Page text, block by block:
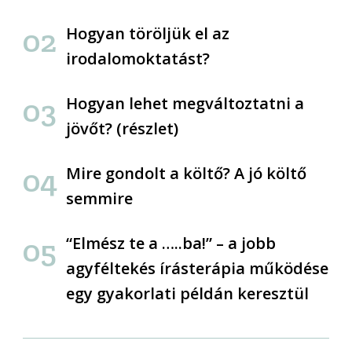
Hogyan töröljük el az
irodalomoktatást?
Hogyan lehet megváltoztatni a
jövőt? (részlet)
Mire gondolt a költő? A jó költő
semmire
“Elmész te a …..ba!” – a jobb
agyféltekés írásterápia működése
egy gyakorlati példán keresztül